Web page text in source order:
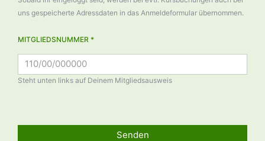
uns gespeicherte Adressdaten in das Anmeldeformular übernommen.
MITGLIEDSNUMMER *
Steht unten links auf Deinem Mitgliedsausweis
Senden